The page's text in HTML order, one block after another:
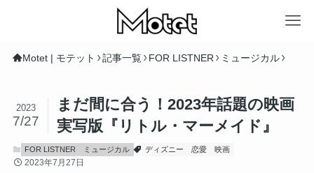
Motet | モテット 記事一覧 FOR LISTNER ミュージカル
まだ間に合う！2023年話題の映画
実写版『リトル・マーメイド』
2023
7/27
FOR LISTNER ミュージカル ディズニー 恋愛 映画
2023年7月27日